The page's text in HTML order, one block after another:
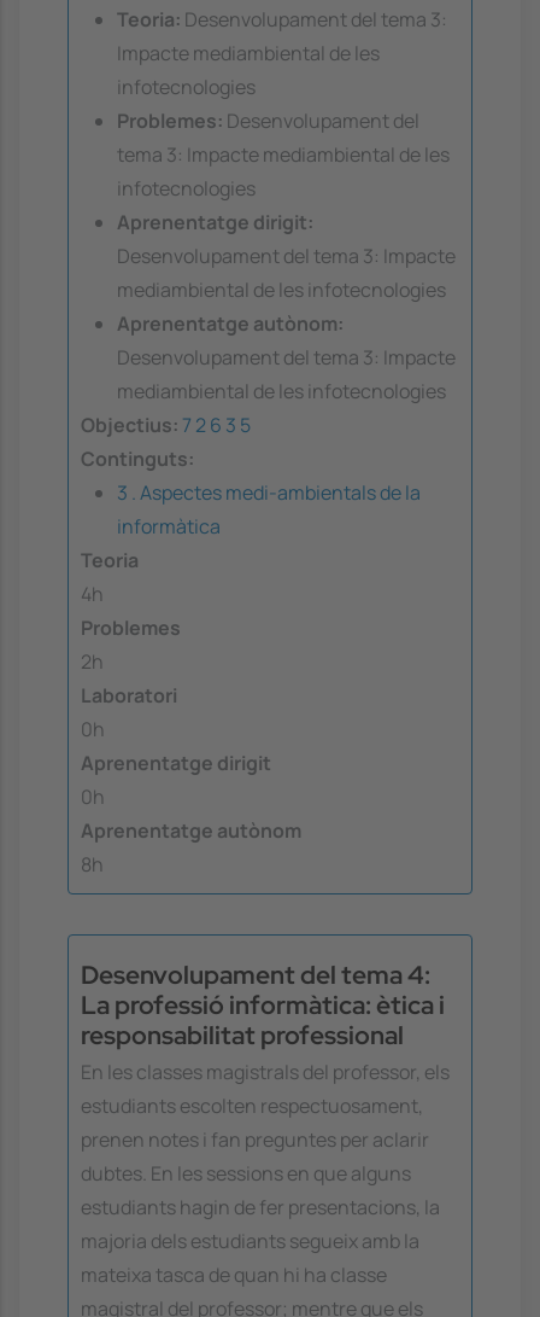
Teoria: Desenvolupament del tema 3:
Impacte mediambiental de les
infotecnologies
Problemes: Desenvolupament del
tema 3: Impacte mediambiental de les
infotecnologies
Aprenentatge dirigit:
Desenvolupament del tema 3: Impacte
mediambiental de les infotecnologies
Aprenentatge autònom:
Desenvolupament del tema 3: Impacte
mediambiental de les infotecnologies
Objectius: 7 26 3 5
Continguts:
3 . Aspectes medi-ambientals de la
informàtica
Teoria
4h
Problemes
2h
Laboratori
0h
Aprenentatge dirigit
0h
Aprenentatge autònom
8h
Desenvolupament del tema 4:
La professió informàtica: ètica i
responsabilitat professional
En les classes magistrals del professor, els
estudiants escolten respectuosament,
prenen notes i fan preguntes per aclarir
dubtes. En les sessions en que alguns
estudiants hagin de fer presentacions, la
majoria dels estudiants segueix amb la
mateixa tasca de quan hi ha classe
magistral del professor; mentre que els